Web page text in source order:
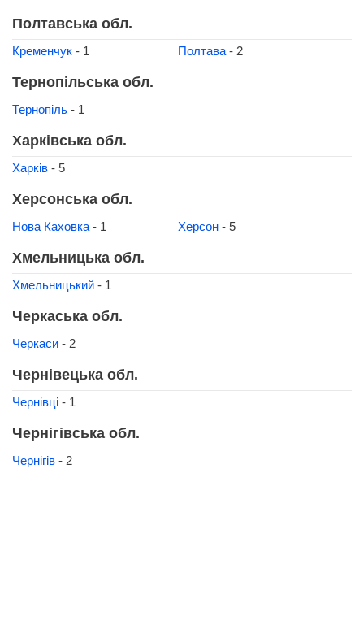
Полтавська обл.
Кременчук - 1 Полтава - 2
Тернопільська обл.
Тернопіль - 1
Харківська обл.
Харків - 5
Херсонська обл.
Нова Каховка - 1 Херсон - 5
Хмельницька обл.
Хмельницький - 1
Черкаська обл.
Черкаси - 2
Чернівецька обл.
Чернівці - 1
Чернігівська обл.
Чернігів - 2